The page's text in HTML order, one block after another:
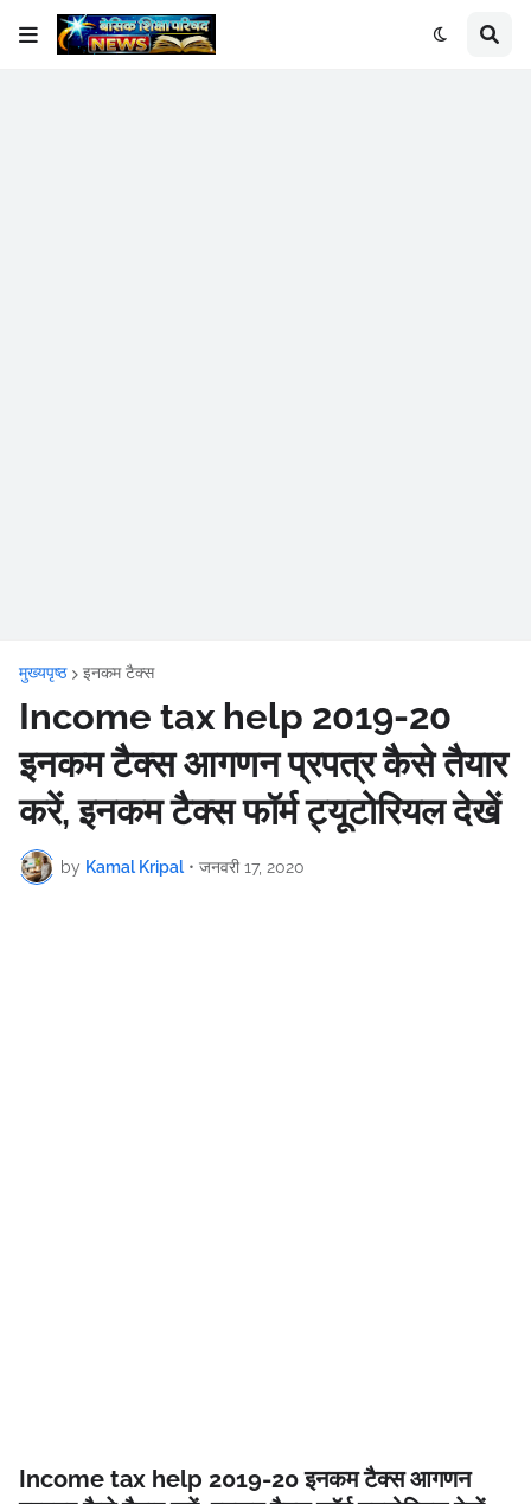
मुख्यपृष्ठ इनकम टैक्स
Income tax help 2019-20
इनकम टैक्स आगणन प्रपत्र कैसे तैयार
करें, इनकम टैक्स फॉर्म ट्यूटोरियल देखें
by Kamal Kripal • जनवरी 17, 2020
Income tax help 2019-20 इनकम टैक्स आगणन